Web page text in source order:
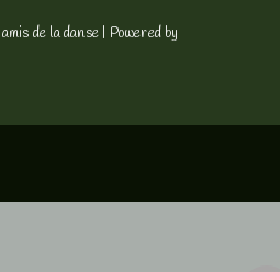
de la danse
| Powered by